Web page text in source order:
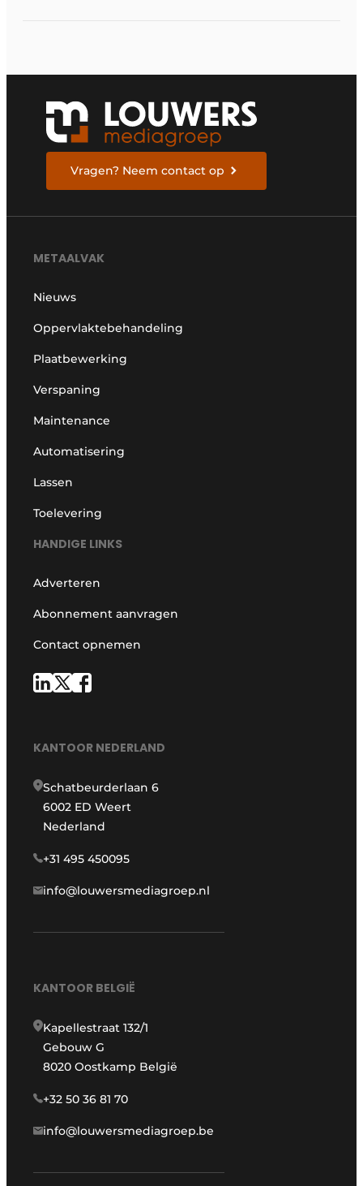
Vragen? Neem contact op
METAALVAK
Nieuws
Oppervlaktebehandeling
Plaatbewerking
Verspaning
Maintenance
Automatisering
Lassen
Toelevering
HANDIGE LINKS
Adverteren
Abonnement aanvragen
Contact opnemen
KANTOOR NEDERLAND
Schatbeurderlaan 6
6002 ED Weert
Nederland
+31 495 450095
info@louwersmediagroep.nl
KANTOOR BELGIË
Kapellestraat 132/1
Gebouw G
8020 Oostkamp België
+32 50 36 81 70
info@louwersmediagroep.be